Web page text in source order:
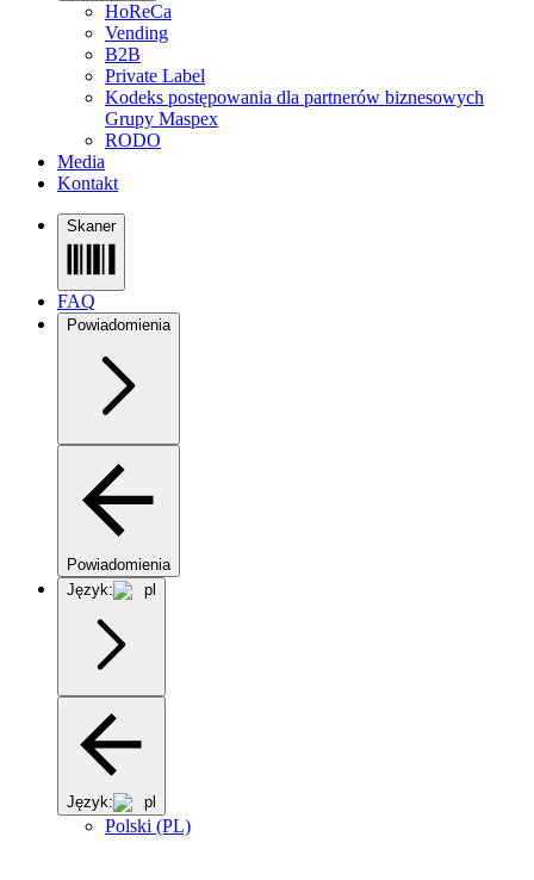
HoReCa
Vending
B2B
Private Label
Kodeks postępowania dla partnerów biznesowych
Grupy Maspex
RODO
Media
Kontakt
Skaner
FAQ
Powiadomienia
Powiadomienia
Język:
pl
Język: pl
Polski (PL)